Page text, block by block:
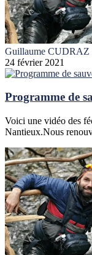
Guillaume CUDRAZ
24 février 2021
Programme de
Voici une vidéo des
Nantieux.Nous